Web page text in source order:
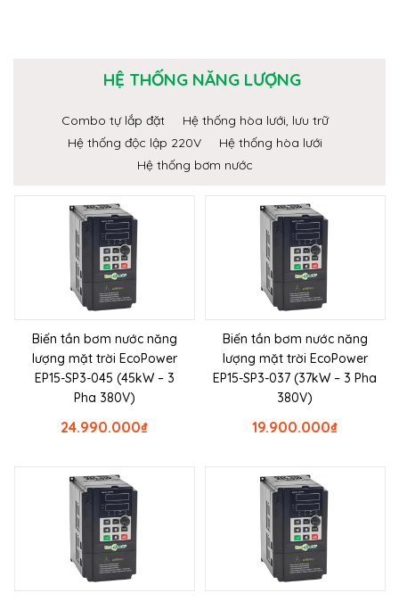
HỆ THỐNG NĂNG LƯỢNG
Combo tự lắp đặt
Hệ thống hòa lưới, lưu trữ
Hệ thống độc lập 220V
Hệ thống hòa lưới
Hệ thống bơm nước
Biến tần bơm nước năng
lượng mặt trời EcoPower
EP15-SP3-045 (45kW – 3
Pha 380V)
₫
24.990.000
Biến tần bơm nước năng
lượng mặt trời EcoPower
EP15-SP3-037 (37kW – 3 Pha
380V)
₫
19.900.000